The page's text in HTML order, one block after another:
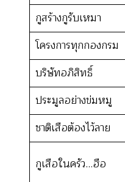
กูสร้างกูรับเหมา
โครงการทุกกองกรม
บริษัทอภิสิทธิ์
ประมูลอย่างข่มหมู
ชาติเสือต้องไว้ลาย
กูเสือในครัว…ฮือ